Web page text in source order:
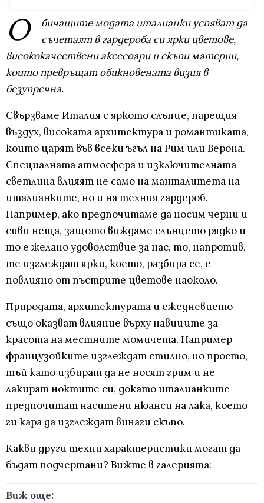
О
бичащите модата италианки успяват да
съчетаят в гардероба си ярки цветове,
висококачествени аксесоари и скъпи материи,
които превръщат обикновената визия в
безупречна.
Свързваме Италия с яркото слънце, парещия
въздух, високата архитектура и романтиката,
които царят във всеки ъгъл на Рим или Верона.
Специалната атмосфера и изключителната
светлина влияят не само на манталитета на
италианките, но и на техния гардероб.
Например, ако предпочитаме да носим черни и
сиви неща, защото виждаме слънцето рядко и
то е желано удоволствие за нас, то, напротив,
те изглеждат ярки, което, разбира се, е
повлияно от пъстрите цветове наоколо.
Природата, архитектурата и ежедневието
също оказват влияние върху навиците за
красота на местните момичета. Например
французойките изглеждат стилно, но просто,
тъй като избират да не носят грим и не
лакират ноктите си, докато италианките
предпочитат наситени нюанси на лака, което
ги кара да изглеждат винаги скъпо.
Какви други техни характеристики могат да
бъдат подчертани? Вижте в галерията:
Виж още: